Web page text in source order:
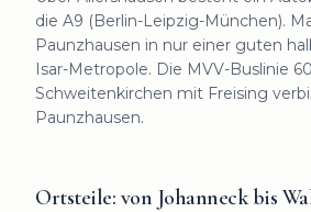
die A9 (Berlin-Leipzig-München).
Paunzhausen in nur einer guten
Isar-Metropole. Die MVV-Buslinie
Schweitenkirchen mit Freising
Paunzhausen.
Ortsteile: von Johanneck bis